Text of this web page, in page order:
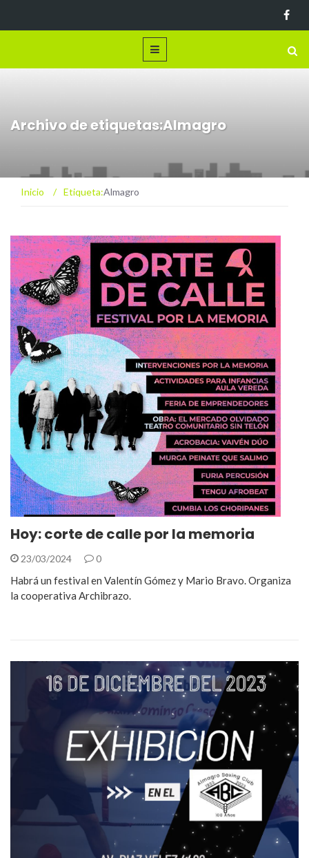
Archivo de etiquetas:Almagro
Inicio / Etiqueta:Almagro
Hoy: corte de calle por la memoria
23/03/2024 0
Habrá un festival en Valentín Gómez y Mario Bravo. Organiza
la cooperativa Archibrazo.